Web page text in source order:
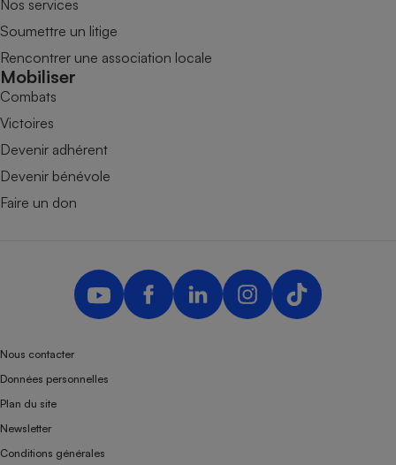
Nos services
Soumettre un litige
Rencontrer une association locale
Mobiliser
Combats
Victoires
Devenir adhérent
Devenir bénévole
Faire un don
Nous contacter
Données personnelles
Plan du site
Newsletter
Conditions générales